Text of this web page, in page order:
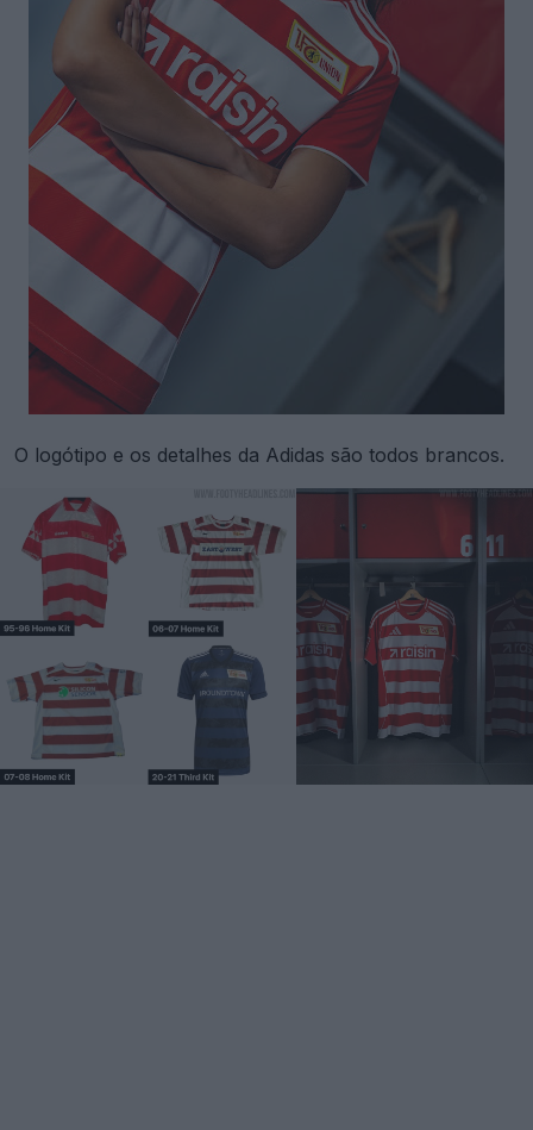
O logótipo e os detalhes da Adidas são todos brancos.